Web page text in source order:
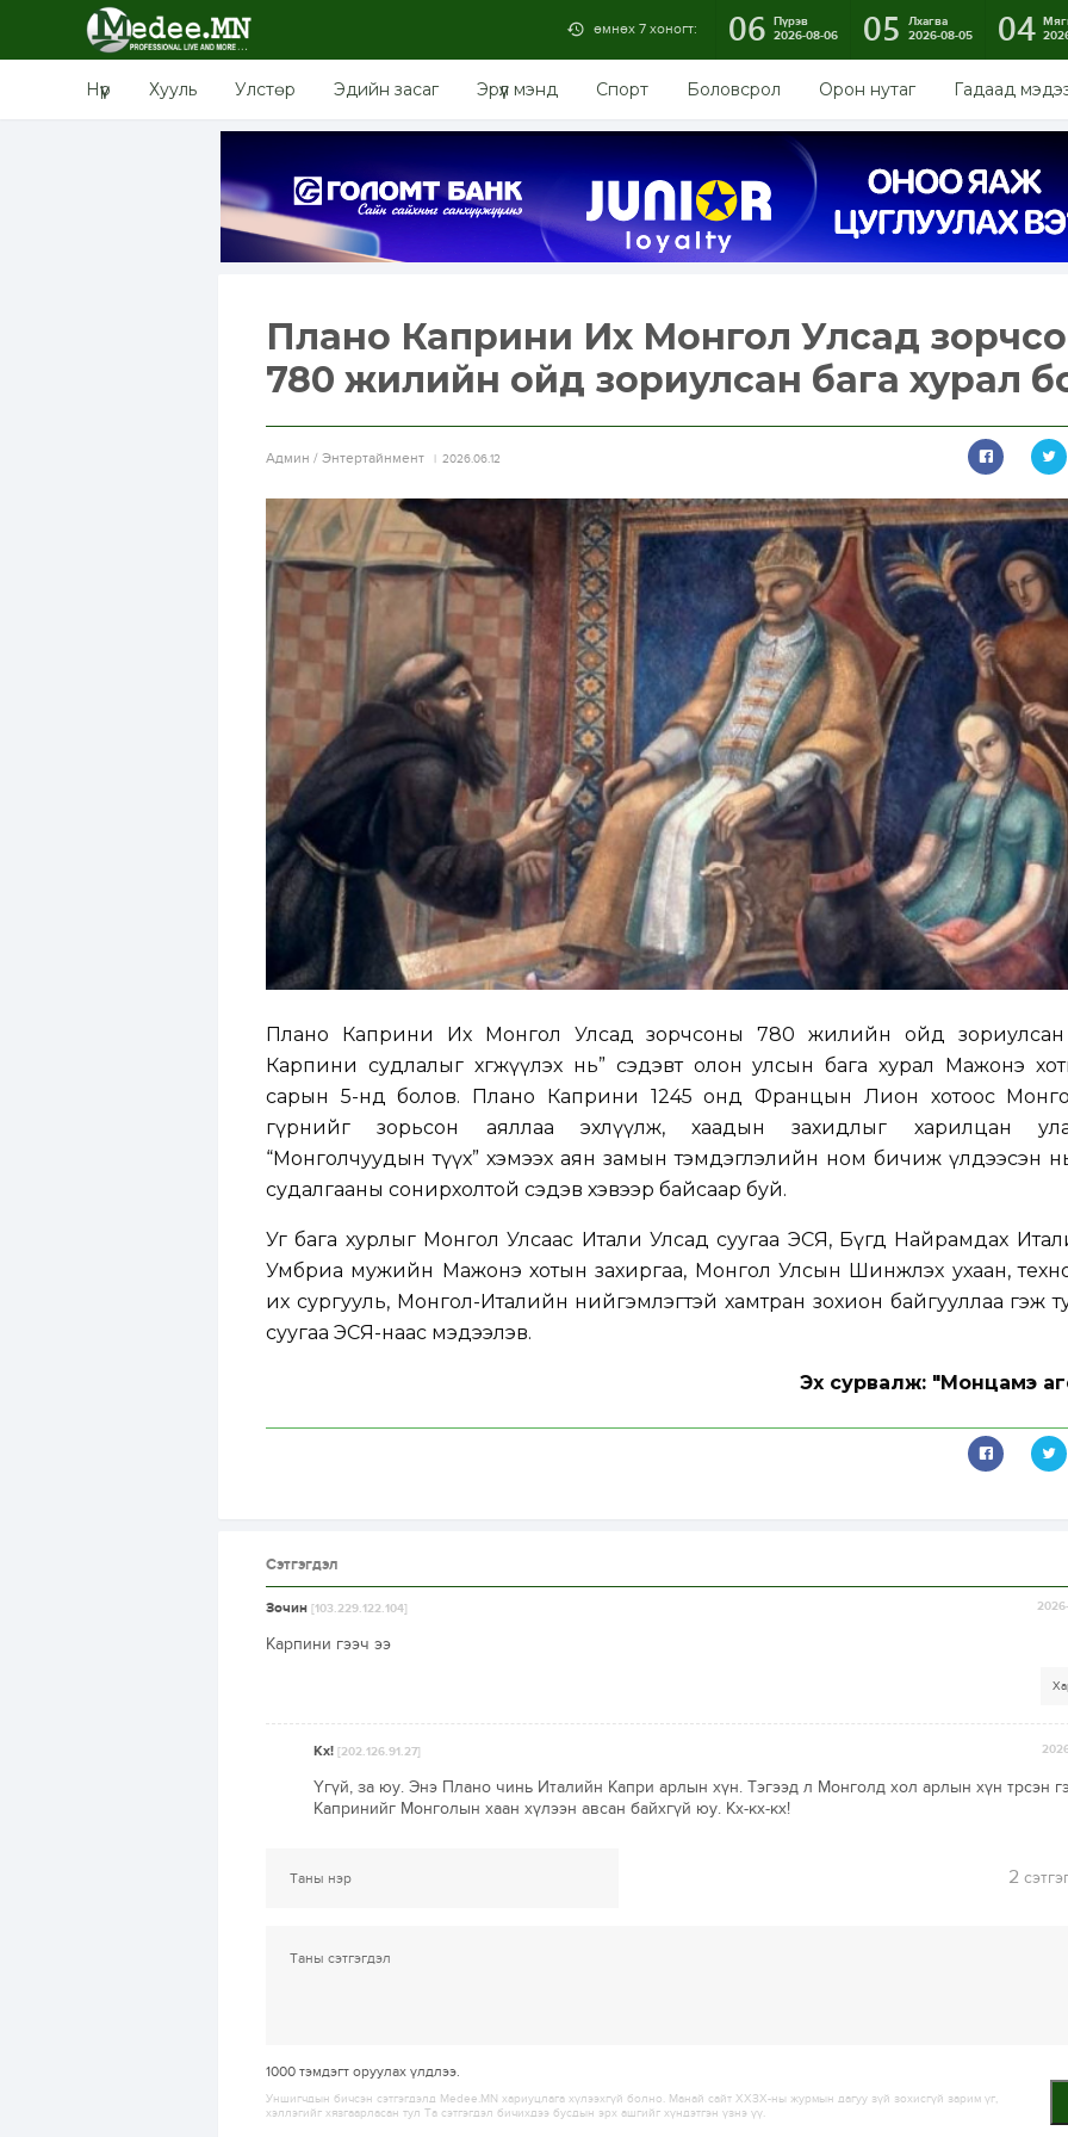
өмнөх 7 хоногт: 06 Пүрэв
2026-08-06
05
Лхагва
2026-08-05
04
Нүүр Хууль Улстөр Эдийн засаг Эрүүл мэнд Спорт Боловсрол Орон нутаг Гадаад
Плано Каприни Их Монгол Улсад
780 жилийн ойд зориулсан бага хурал
Aдмин / Энтертайнмент 2026.06.12
Плано Каприни Их Монгол Улсад зорчсоны 780 жилийн ойд зориулсан
Карпини судлалыг хөгжүүлэх нь” сэдэвт олон улсын бага хурал Мажонэ
сарын 5-нд болов. Плано Каприни 1245 онд Францын Лион хотоос
гүрнийг зорьсон аяллаа эхлүүлж, хаадын захидлыг харилцан
“Монголчуудын түүх” хэмээх аян замын тэмдэглэлийн ном бичиж үлдээсэн
судалгааны сонирхолтой сэдэв хэвээр байсаар буй.
Уг бага хурлыг Монгол Улсаас Итали Улсад суугаа ЭСЯ, Бүгд Найрамдах
Умбриа мужийн Мажонэ хотын захиргаа, Монгол Улсын Шинжлэх ухаан,
их сургууль, Монгол-Италийн нийгэмлэгтэй хамтран зохион байгууллаа гэж
суугаа ЭСЯ-наас мэдээлэв.
Эх сурвалж: "Монцамэ
Сэтгэгдэл
Зочин [103.229.122.104]
Карпини гээч ээ
Кх! [202.126.91.27]
Үгүй, за юу. Энэ Плано чинь Италийн Капри арлын хүн. Тэгээд л Монголд хол арлын хүн трсэн
Капринийг Монголын хаан хүлээн авсан байхгүй юу. Кх-кх-кх!
2
1000 тэмдэгт оруулах үлдлээ.
Уншигчдын бичсэн сэтгэгдэлд Medee.MN хариуцлага хүлээхгүй болно. Манай сайт ХХЗХ-ны журмын дагуу зүй зохисгүй зарим үг,
хэллэгийг хязгаарласан тул Та сэтгэгдэл бичихдээ бусдын эрх ашгийг хүндэтгэн үзнэ үү.